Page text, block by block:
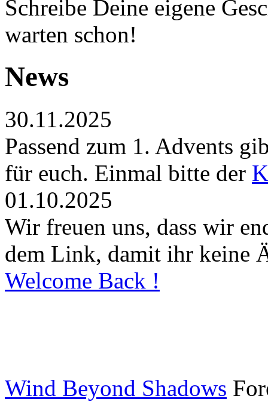
Schreibe Deine eigene
warten schon!
News
30.11.2025
Passend zum 1. Advents
für euch. Einmal bitte der
01.10.2025
Wir freuen uns, dass wir
dem Link, damit ihr keine
Welcome Back !
Wind Beyond Shadows